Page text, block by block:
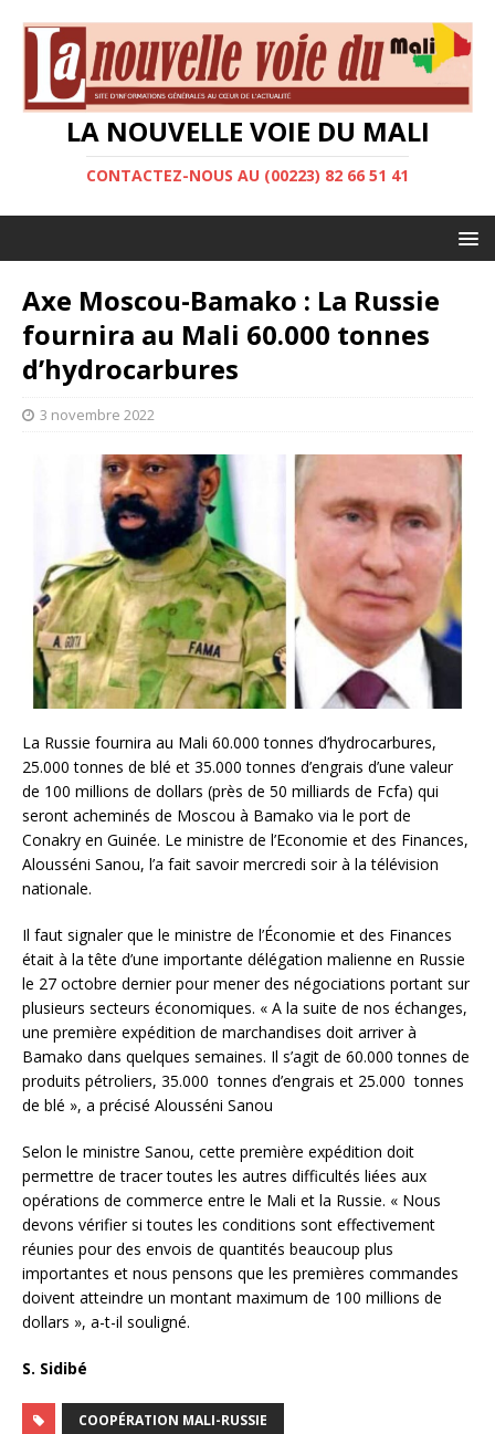
LA NOUVELLE VOIE DU MALI
CONTACTEZ-NOUS AU (00223) 82 66 51 41
Axe Moscou-Bamako : La Russie
fournira au Mali 60.000 tonnes
d’hydrocarbures
3 novembre 2022
La Russie fournira au Mali 60.000 tonnes d’hydrocarbures,
25.000 tonnes de blé et 35.000 tonnes d’engrais d’une valeur
de 100 millions de dollars (près de 50 milliards de Fcfa) qui
seront acheminés de Moscou à Bamako via le port de
Conakry en Guinée. Le ministre de l’Economie et des Finances,
Alousséni Sanou, l’a fait savoir mercredi soir à la télévision
nationale.
Il faut signaler que le ministre de l’Économie et des Finances
était à la tête d’une importante délégation malienne en Russie
le 27 octobre dernier pour mener des négociations portant sur
plusieurs secteurs économiques. « A la suite de nos échanges,
une première expédition de marchandises doit arriver à
Bamako dans quelques semaines. Il s’agit de 60.000 tonnes de
produits pétroliers, 35.000 tonnes d’engrais et 25.000 tonnes
de blé », a précisé Alousséni Sanou
Selon le ministre Sanou, cette première expédition doit
permettre de tracer toutes les autres difficultés liées aux
opérations de commerce entre le Mali et la Russie. « Nous
devons vérifier si toutes les conditions sont effectivement
réunies pour des envois de quantités beaucoup plus
importantes et nous pensons que les premières commandes
doivent atteindre un montant maximum de 100 millions de
dollars », a-t-il souligné.
S. Sidibé
COOPÉRATION MALI-RUSSIE